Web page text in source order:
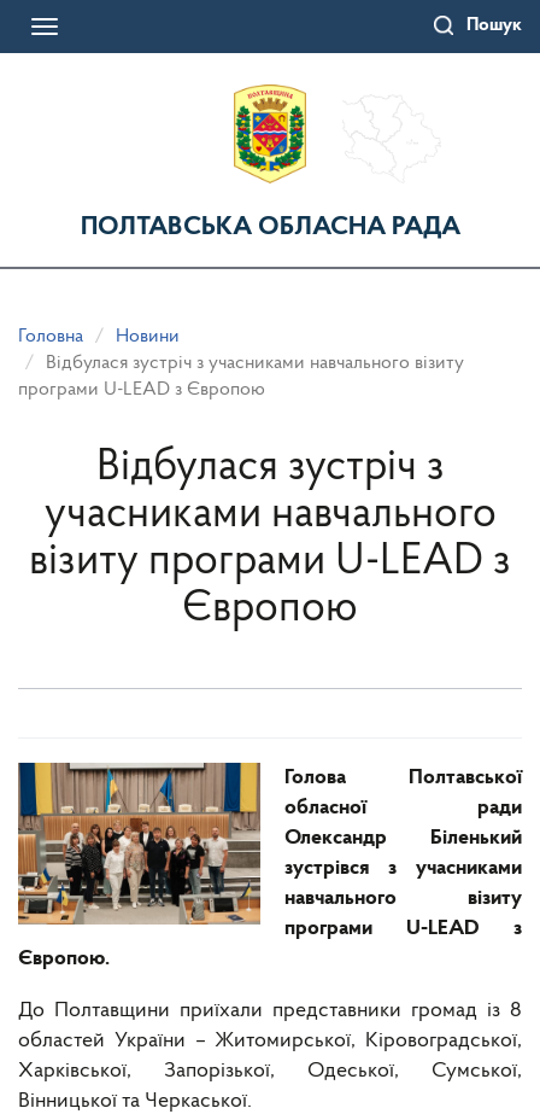
Пошук
Toggle
ПОЛТАВСЬКА ОБЛАСНА РАДА
Головна
Новини
Відбулася зустріч з учасниками навчального візиту
програми U-LEAD з Європою
Відбулася зустріч з
учасниками навчального
візиту програми U-LEAD з
Європою
Голова Полтавської
обласної ради
Олександр Біленький
зустрівся з учасниками
навчального візиту
програми U-LEAD з
Європою.
До Полтавщини приїхали представники громад із 8
областей України – Житомирської, Кіровоградської,
Харківської, Запорізької, Одеської, Сумської,
Вінницької та Черкаської.